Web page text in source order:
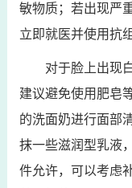
敏物质；若出现严
立即就医并使用抗
对于脸上出现
建议避免使用肥皂
的洗面奶进行面部
抹一些滋润型乳液
件允许，可以考虑